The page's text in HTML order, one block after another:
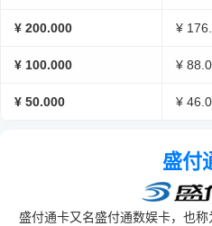
¥ 200.000 ¥
¥ 100.000 ¥
¥ 50.000 ¥
盛付
盛付通卡又名盛付通数娱卡，也